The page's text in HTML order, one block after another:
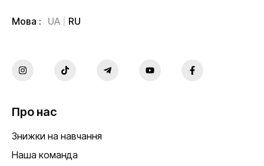
Мова : UA RU
Про нас
Знижки на навчання
Наша команда